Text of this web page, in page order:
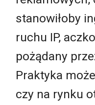
stanowiłoby
ruchu IP,
pożądany
Praktyka
czy na rynku